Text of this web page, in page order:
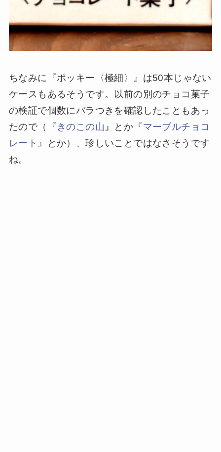
ちなみに『ポッキー〈極細〉』は50本じゃない
ケースもあるそうです。以前の別のチョコ菓子
の検証で個数にバラつきを確認したこともあっ
たので（『 きのこの山 』とか『マーブルチョコ
レート 』とか）、珍しいことではなさそうです
ね。